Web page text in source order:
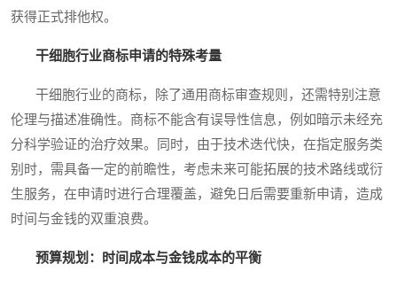
获得正式排他权。
干细胞行业商标申请的特殊考量
干细胞行业的商标，除了通用商标审查规则，还需特别注意
伦理与描述准确性。商标不能含有误导性信息，例如暗示未经充
分科学验证的治疗效果。同时，由于技术迭代快，在指定服务类
别时，需具备一定的前瞻性，考虑未来可能拓展的技术路线或衍
生服务，在申请时进行合理覆盖，避免日后需要重新申请，造成
时间与金钱的双重浪费。
预算规划：时间成本与金钱成本的平衡